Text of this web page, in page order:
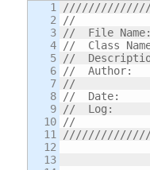
1
2
3
4
5
6
7
8
9
10
11
12
13
//
//  File
//  Class
//
//  Author:
//
//  Date:
//  Log:
//